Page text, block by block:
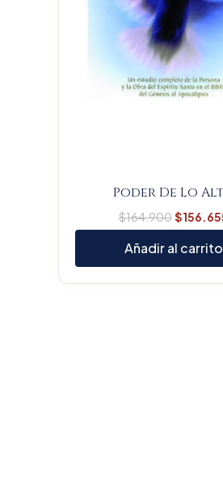
Poder De Lo
$164.900$
Añadir al carrito